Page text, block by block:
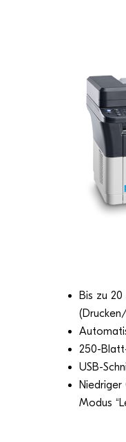
Bis zu
250-
USB-
Modus